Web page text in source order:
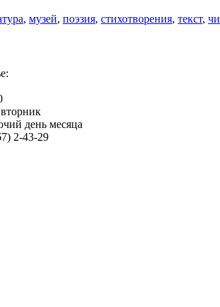
, музей, поэзия, стихотворения, текст,
день месяца
2-43-29